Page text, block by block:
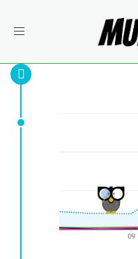
Toggle